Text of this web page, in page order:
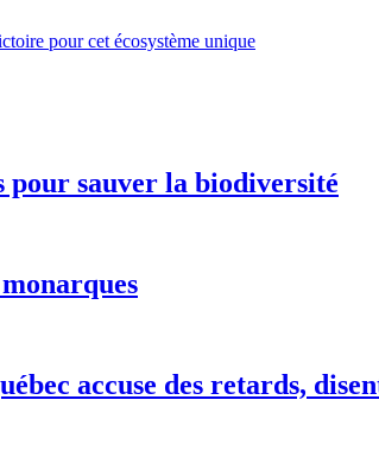
pour cet écosystème unique
pour sauver la biodiversité
accuse des retards,